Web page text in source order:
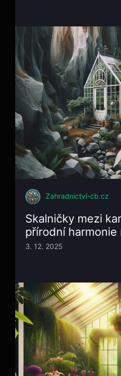
Zahradnictví-cb.cz
Skalničky mezi
přírodní harmonie
3. 12. 2025